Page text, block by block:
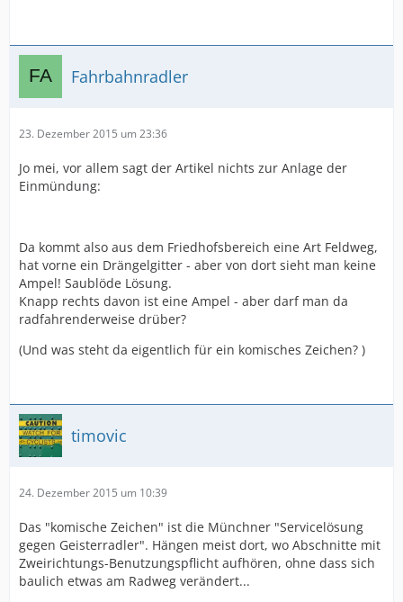
Fahrbahnradler
23. Dezember 2015 um 23:36
Jo mei, vor allem sagt der Artikel nichts zur Anlage der
Einmündung:
Da kommt also aus dem Friedhofsbereich eine Art Feldweg,
hat vorne ein Drängelgitter - aber von dort sieht man keine
Ampel! Saublöde Lösung.
Knapp rechts davon ist eine Ampel - aber darf man da
radfahrenderweise drüber?
(Und was steht da eigentlich für ein komisches Zeichen? )
timovic
24. Dezember 2015 um 10:39
Das "komische Zeichen" ist die Münchner "Servicelösung
gegen Geisterradler". Hängen meist dort, wo Abschnitte mit
Zweirichtungs-Benutzungspflicht aufhören, ohne dass sich
baulich etwas am Radweg verändert...